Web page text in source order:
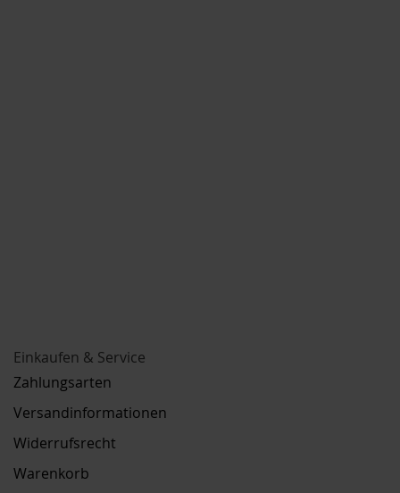
Einkaufen & Service
Zahlungsarten
Versandinformationen
Widerrufsrecht
Warenkorb